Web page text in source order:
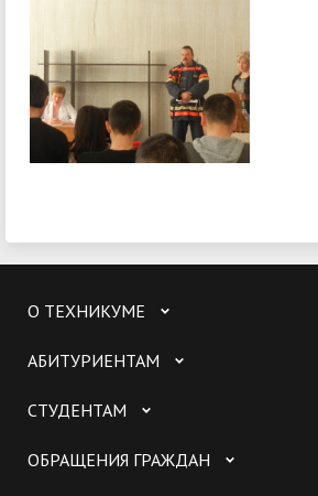
О ТЕХНИКУМЕ
АБИТУРИЕНТАМ
СТУДЕНТАМ
ОБРАЩЕНИЯ ГРАЖДАН